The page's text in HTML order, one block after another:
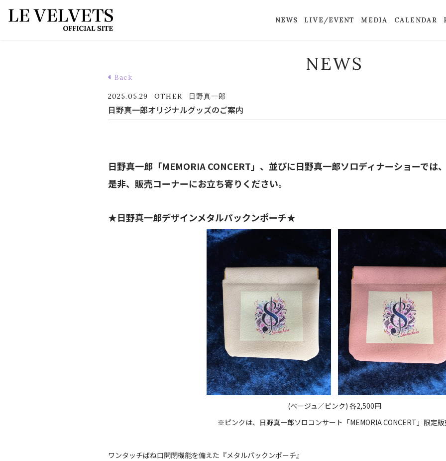
NEWS LIVE/EVENT MEDIA CALENDAR
NEWS
Back
2025.05.29 OTHER 日野真一郎
日野真一郎オリジナルグッズのご案内
日野真一郎「MEMORIA CONCERT」、並びに日野真一郎ソロディナーショーでは
是非、販売コーナーにお立ち寄りください。
★日野真一郎デザインメタルパックンポーチ★
(ベージュ／ピンク) 各2,500円
※ピンクは、日野真一郎ソロコンサート「MEMORIA CONCERT」限定
ワンタッチばね口開閉機能を備えた『メタルパックンポーチ』